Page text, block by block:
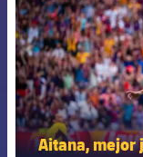
Aitana, mejor